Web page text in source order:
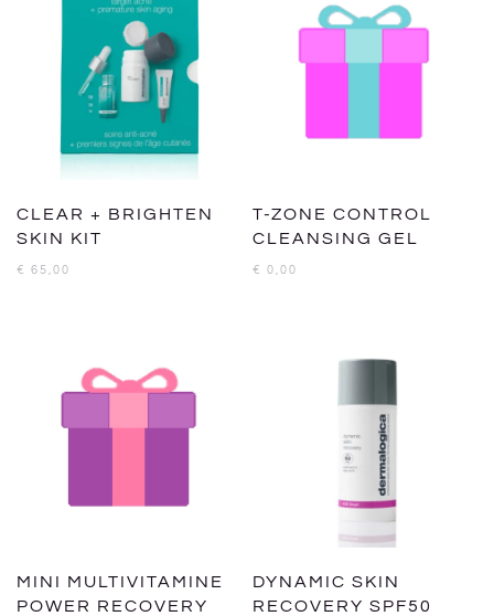
CLEAR + BRIGHTEN
SKIN KIT
€ 65,00
T-ZONE CONTROL
CLEANSING GEL
€ 0,00
MINI MULTIVITAMINE
POWER RECOVERY
DYNAMIC SKIN
RECOVERY SPF50